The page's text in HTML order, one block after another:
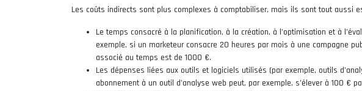
Les coûts indirects sont plus complexes à comptabiliser, mais ils sont tout aussi
Le temps consacré à la planification, à la création, à l’optimisation et à
exemple, si un marketeur consacre 20 heures par mois à une campagne
associé au temps est de 1000 €.
Les dépenses liées aux outils et logiciels utilisés (par exemple, outils
abonnement à un outil d’analyse web peut, par exemple, s’élever à 100 €